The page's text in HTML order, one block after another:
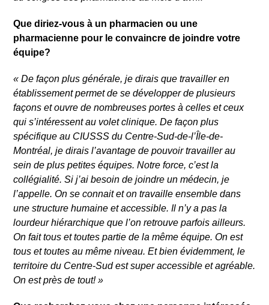
Que diriez-vous à un pharmacien ou une
pharmacienne pour le convaincre de joindre votre
équipe?
« De façon plus générale, je dirais que travailler en
établissement permet de se développer de plusieurs
façons et ouvre de nombreuses portes à celles et ceux
qui s’intéressent au volet clinique. De façon plus
spécifique au CIUSSS du Centre-Sud-de-l’Île-de-
Montréal, je dirais l’avantage de pouvoir travailler au
sein de plus petites équipes. Notre force, c’est la
collégialité. Si j’ai besoin de joindre un médecin, je
l’appelle. On se connait et on travaille ensemble dans
une structure humaine et accessible. Il n’y a pas la
lourdeur hiérarchique que l’on retrouve parfois ailleurs.
On fait tous et toutes partie de la même équipe. On est
tous et toutes au même niveau. Et bien évidemment, le
territoire du Centre-Sud est super accessible et agréable.
On est près de tout! »